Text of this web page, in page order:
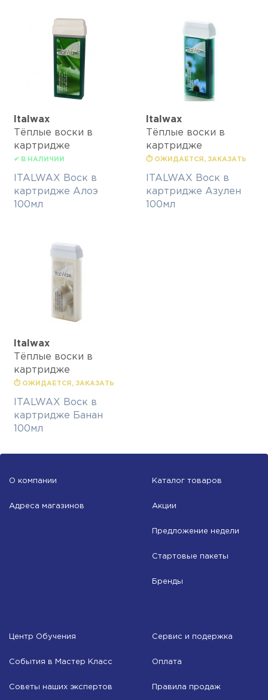
Italwax
Тёплые воски в
картридже
✔ В НАЛИЧИИ
ITALWAX Воск в
картридже Алоэ
100мл
Italwax
Тёплые воски в
картридже
⏱ ОЖИДАЕТСЯ, ЗАКАЗАТЬ
ITALWAX Воск в
картридже Азулен
100мл
Italwax
Тёплые воски в
картридже
⏱ ОЖИДАЕТСЯ, ЗАКАЗАТЬ
ITALWAX Воск в
картридже Банан
100мл
О компании
Адреса магазинов
Каталог товаров
Акции
Предложение недели
Стартовые пакеты
Бренды
Центр Обучения
События в Мастер Класс
Советы наших экспертов
Сервис и подержка
Оплата
Правила продаж